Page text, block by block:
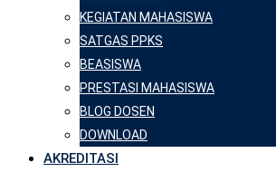
KEGIATAN MAHASISWA
SATGAS PPKS
BEASISWA
PRESTASI MAHASISWA
BLOG DOSEN
DOWNLOAD
AKREDITASI